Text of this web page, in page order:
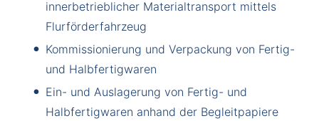
innerbetrieblicher Materialtransport mittels
Flurförderfahrzeug
Kommissionierung und Verpackung von Fertig-
und Halbfertigwaren
Ein- und Auslagerung von Fertig- und
Halbfertigwaren anhand der Begleitpapiere